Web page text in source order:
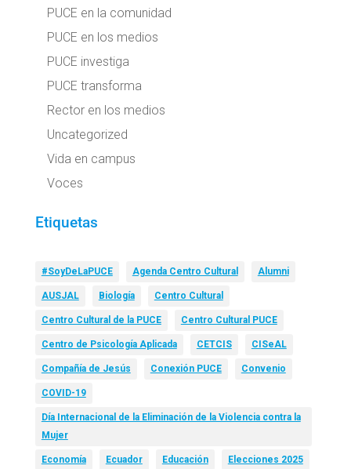
PUCE en la comunidad
PUCE en los medios
PUCE investiga
PUCE transforma
Rector en los medios
Uncategorized
Vida en campus
Voces
Etiquetas
#SoyDeLaPUCE Agenda Centro Cultural Alumni
AUSJAL Biología Centro Cultural
Centro Cultural de la PUCE Centro Cultural PUCE
Centro de Psicología Aplicada CETCIS CISeAL
Compañía de Jesús Conexión PUCE Convenio
COVID-19
Día Internacional de la Eliminación de la Violencia contra la
Mujer
Economía Ecuador Educación Elecciones 2025